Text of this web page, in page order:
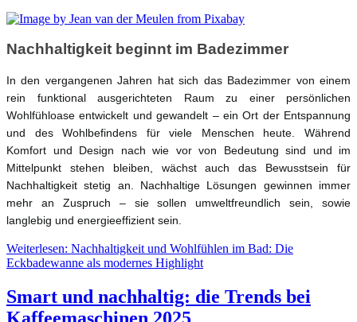
Nachhaltigkeit beginnt im Badezimmer
In den vergangenen Jahren hat sich das Badezimmer von einem
rein funktional ausgerichteten Raum zu einer persönlichen
Wohlfühloase entwickelt und gewandelt – ein Ort der Entspannung
und des Wohlbefindens für viele Menschen heute. Während
Komfort und Design nach wie vor von Bedeutung sind und im
Mittelpunkt stehen bleiben, wächst auch das Bewusstsein für
Nachhaltigkeit stetig an. Nachhaltige Lösungen gewinnen immer
mehr an Zuspruch – sie sollen umweltfreundlich sein, sowie
langlebig und energieeffizient sein.
Weiterlesen: Nachhaltigkeit und Wohlfühlen im Bad: Die
Eckbadewanne als modernes Highlight
Smart und nachhaltig: die Trends bei